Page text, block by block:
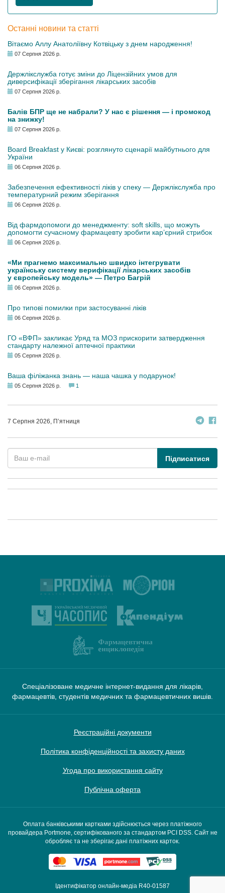
Останні новини та статті
Вітаємо Аллу Анатоліївну Котвіцьку з днем народження!
07 Серпня 2026 р.
Держлікслужба готує зміни до Ліцензійних умов для
диверсифікації зберігання лікарських засобів
07 Серпня 2026 р.
Балів БПР ще не набрали? У нас є рішення — і промокод
на знижку!
07 Серпня 2026 р.
Board Breakfast у Києві: розглянуто сценарії майбутнього для
України
06 Серпня 2026 р.
Забезпечення ефективності ліків у спеку — Держлікслужба про
температурний режим зберігання
06 Серпня 2026 р.
Від фармдопомоги до менеджменту: soft skills, що можуть
допомогти сучасному фармацевту зробити кар’єрний стрибок
06 Серпня 2026 р.
«Ми прагнемо максимально швидко інтегрувати
українську систему верифікації лікарських засобів
у європейську модель» — Петро Багрій
06 Серпня 2026 р.
Про типові помилки при застосуванні ліків
06 Серпня 2026 р.
ГО «ВФП» закликає Уряд та МОЗ прискорити затвердження
стандарту належної аптечної практики
05 Серпня 2026 р.
Ваша філіжанка знань — наша чашка у подарунок!
05 Серпня 2026 р. 1
7 Серпня 2026, П’ятниця
Підписатися
Спеціалізоване медичне інтернет-видання для лікарів,
фармацевтів, студентів медичних та фармацевтичних вишів.
Реєстраційні документи
Політика конфіденційності та захисту даних
Угода про використання сайту
Публічна оферта
Ідентифікатор онлайн-медіа R40-01587
Оплата банківськими картками здійснюється через платіжного
провайдера Portmone, сертифікованого за стандартом PCI DSS. Сайт не
обробляє та не зберігає дані платіжних карток.